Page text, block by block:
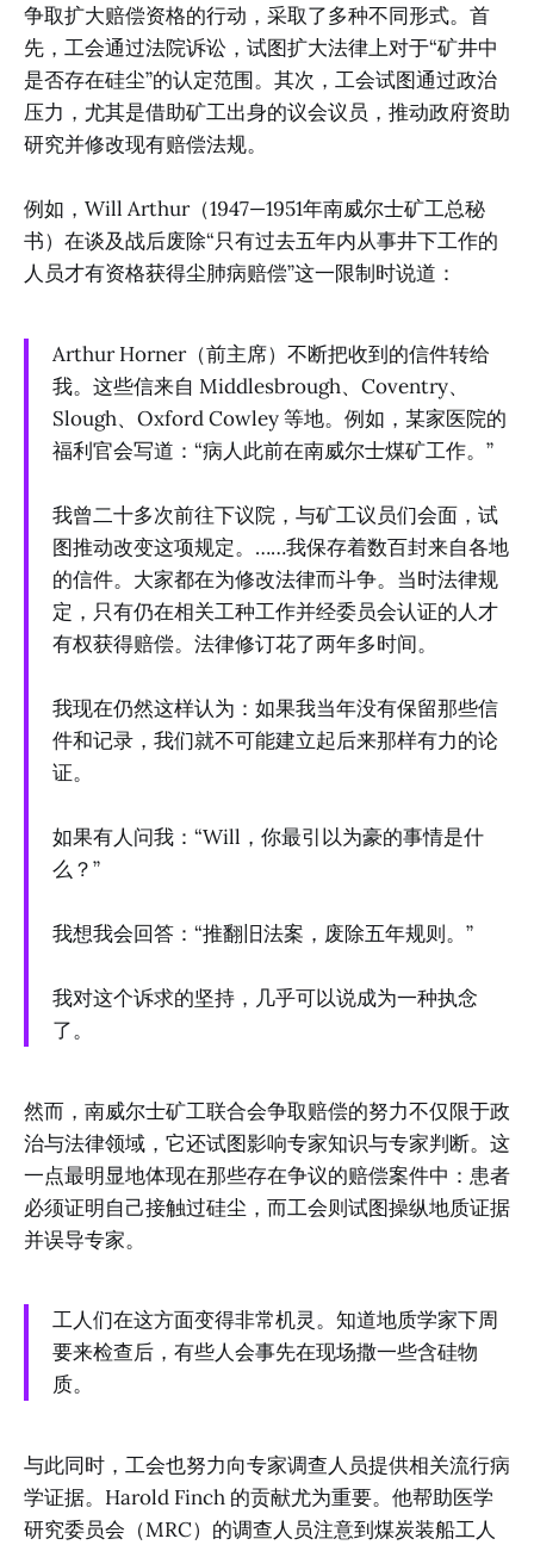
争取扩大赔偿资格的行动，采取了多种不同形式。首
先，工会通过法院诉讼，试图扩大法律上对于“矿井中
是否存在硅尘”的认定范围。其次，工会试图通过政治
压力，尤其是借助矿工出身的议会议员，推动政府资助
研究并修改现有赔偿法规。
例如，Will Arthur（1947—1951年南威尔士矿工总秘
书）在谈及战后废除“只有过去五年内从事井下工作的
人员才有资格获得尘肺病赔偿”这一限制时说道：
Arthur Horner（前主席）不断把收到的信件转给
我。这些信来自 Middlesbrough、Coventry、
Slough、Oxford Cowley 等地。例如，某家医院的
福利官会写道：“病人此前在南威尔士煤矿工作。”
我曾二十多次前往下议院，与矿工议员们会面，试
图推动改变这项规定。……我保存着数百封来自各地
的信件。大家都在为修改法律而斗争。当时法律规
定，只有仍在相关工种工作并经委员会认证的人才
有权获得赔偿。法律修订花了两年多时间。
我现在仍然这样认为：如果我当年没有保留那些信
件和记录，我们就不可能建立起后来那样有力的论
证。
如果有人问我：“Will，你最引以为豪的事情是什
么？”
我想我会回答：“推翻旧法案，废除五年规则。”
我对这个诉求的坚持，几乎可以说成为一种执念
了。
然而，南威尔士矿工联合会争取赔偿的努力不仅限于政
治与法律领域，它还试图影响专家知识与专家判断。这
一点最明显地体现在那些存在争议的赔偿案件中：患者
必须证明自己接触过硅尘，而工会则试图操纵地质证据
并误导专家。
工人们在这方面变得非常机灵。知道地质学家下周
要来检查后，有些人会事先在现场撒一些含硅物
质。
与此同时，工会也努力向专家调查人员提供相关流行病
学证据。Harold Finch 的贡献尤为重要。他帮助医学
研究委员会（MRC）的调查人员注意到煤炭装船工人